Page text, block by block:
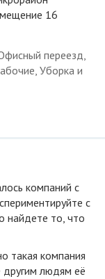
16
переезд,
Уборка и
компаний с
с
найдете то, что
такая компания
другим людям её